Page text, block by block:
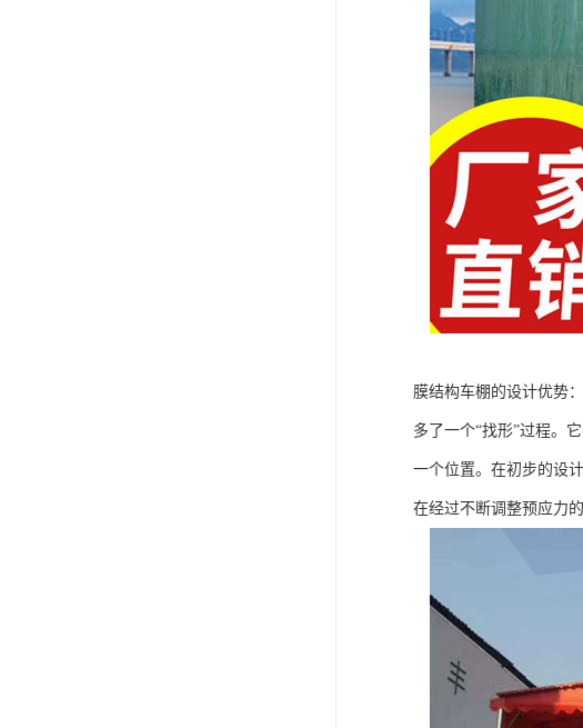
膜结构车棚的设计优势
多了一个“找形”过程。
一个位置。在初步的设
在经过不断调整预应力